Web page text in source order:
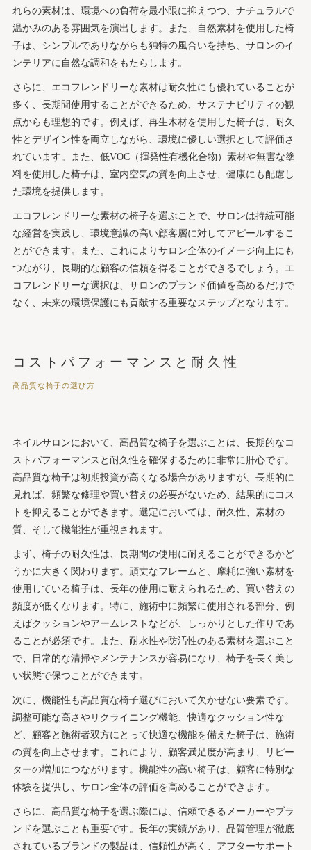
れらの素材は、環境への負荷を最小限に抑えつつ、ナチュラルで
温かみのある雰囲気を演出します。また、自然素材を使用した椅
子は、シンプルでありながらも独特の風合いを持ち、サロンのイ
ンテリアに自然な調和をもたらします。
さらに、エコフレンドリーな素材は耐久性にも優れていることが
多く、長期間使用することができるため、サステナビリティの観
点からも理想的です。例えば、再生木材を使用した椅子は、耐久
性とデザイン性を両立しながら、環境に優しい選択として評価さ
れています。また、低VOC（揮発性有機化合物）素材や無害な塗
料を使用した椅子は、室内空気の質を向上させ、健康にも配慮し
た環境を提供します。
エコフレンドリーな素材の椅子を選ぶことで、サロンは持続可能
な経営を実践し、環境意識の高い顧客層に対してアピールするこ
とができます。また、これによりサロン全体のイメージ向上にも
つながり、長期的な顧客の信頼を得ることができるでしょう。エ
コフレンドリーな選択は、サロンのブランド価値を高めるだけで
なく、未来の環境保護にも貢献する重要なステップとなります。
コストパフォーマンスと耐久性
高品質な椅子の選び方
ネイルサロンにおいて、高品質な椅子を選ぶことは、長期的なコ
ストパフォーマンスと耐久性を確保するために非常に肝心です。
高品質な椅子は初期投資が高くなる場合がありますが、長期的に
見れば、頻繁な修理や買い替えの必要がないため、結果的にコス
トを抑えることができます。選定においては、耐久性、素材の
質、そして機能性が重視されます。
まず、椅子の耐久性は、長期間の使用に耐えることができるかど
うかに大きく関わります。頑丈なフレームと、摩耗に強い素材を
使用している椅子は、長年の使用に耐えられるため、買い替えの
頻度が低くなります。特に、施術中に頻繁に使用される部分、例
えばクッションやアームレストなどが、しっかりとした作りであ
ることが必須です。また、耐水性や防汚性のある素材を選ぶこと
で、日常的な清掃やメンテナンスが容易になり、椅子を長く美し
い状態で保つことができます。
次に、機能性も高品質な椅子選びにおいて欠かせない要素です。
調整可能な高さやリクライニング機能、快適なクッション性な
ど、顧客と施術者双方にとって快適な機能を備えた椅子は、施術
の質を向上させます。これにより、顧客満足度が高まり、リピー
ターの増加につながります。機能性の高い椅子は、顧客に特別な
体験を提供し、サロン全体の評価を高めることができます。
さらに、高品質な椅子を選ぶ際には、信頼できるメーカーやブラ
ンドを選ぶことも重要です。長年の実績があり、品質管理が徹底
されているブランドの製品は、信頼性が高く、アフターサポート